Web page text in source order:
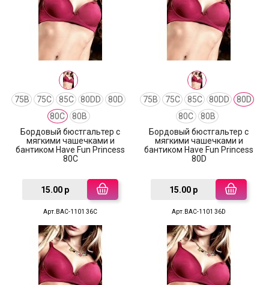
75B 75C 85C 80DD
80D
80C
80B
Бордовый бюстгальтер с
мягкими чашечками и
бантиком Have Fun Princess
80C
15.00 р
Арт.BAC-1101 36C
75B 75C 85C 80DD
80D
80C
80B
Бордовый бюстгальтер с
мягкими чашечками и
бантиком Have Fun Princess
80D
15.00 р
Арт.BAC-1101 36D